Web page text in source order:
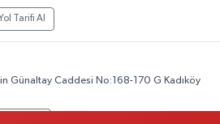
Yol Tarifi Al
Günaltay Caddesi No:168-170 G Kadıköy